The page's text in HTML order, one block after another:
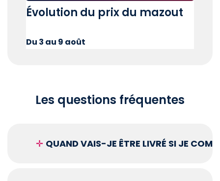
Évolution du prix du mazout
Du 3 au 9 août
Les questions fréquentes
✛ QUAND VAIS-JE ÊTRE LIVRÉ SI JE